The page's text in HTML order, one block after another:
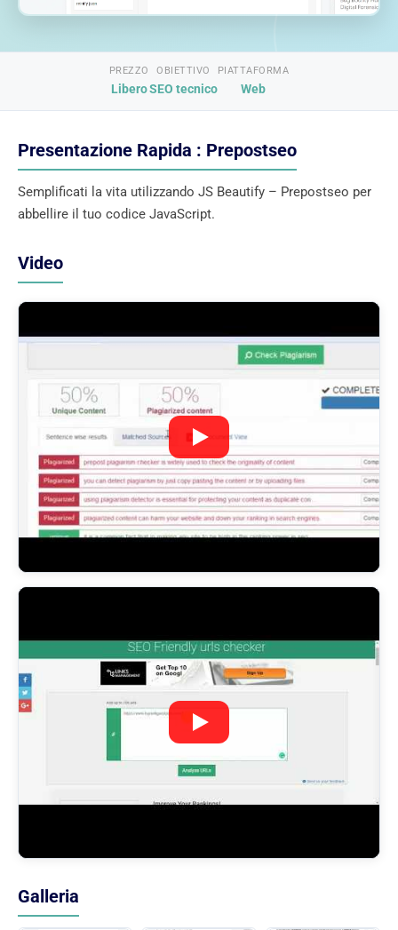
PREZZO
Libero
OBIETTIVO
SEO tecnico
PIATTAFORMA
Web
Presentazione Rapida : Prepostseo
Semplificati la vita utilizzando JS Beautify – Prepostseo per
abbellire il tuo codice JavaScript.
Video
Galleria